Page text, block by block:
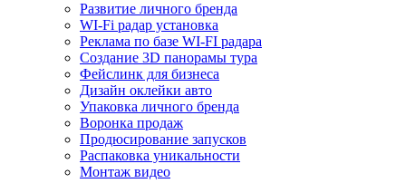
Развитие личного бренда
WI-Fi радар установка
Реклама по базе WI-FI радара
Создание 3D панорамы тура
Фейслинк для бизнеса
Дизайн оклейки авто
Упаковка личного бренда
Воронка продаж
Продюсирование запусков
Распаковка уникальности
Монтаж видео